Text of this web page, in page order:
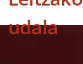
udala